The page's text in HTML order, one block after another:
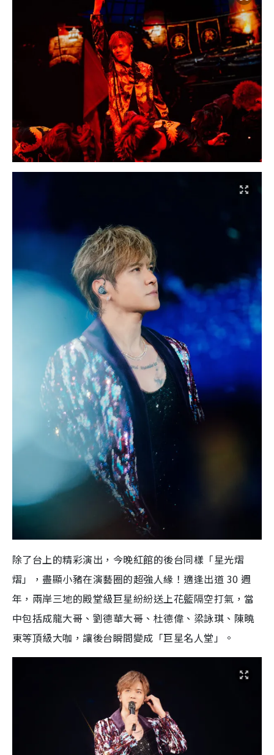
除了台上的精彩演出，今晚紅館的後台同樣「星光熠
熠」，盡顯小豬在演藝圈的超強人緣！適逢出道 30 週
年，兩岸三地的殿堂級巨星紛紛送上花籃隔空打氣，當
中包括成龍大哥、劉德華大哥、杜德偉、梁詠琪、陳曉
東等頂級大咖，讓後台瞬間變成「巨星名人堂」。